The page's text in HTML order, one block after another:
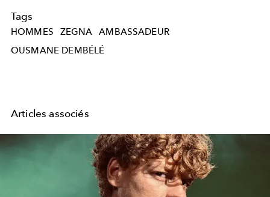
Tags
HOMMES ZEGNA
AMBASSADEUR
OUSMANE DEMBÉLÉ
Articles associés